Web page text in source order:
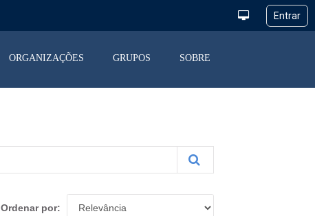
ORGANIZAÇÕES GRUPOS SOBRE
Ordenar por